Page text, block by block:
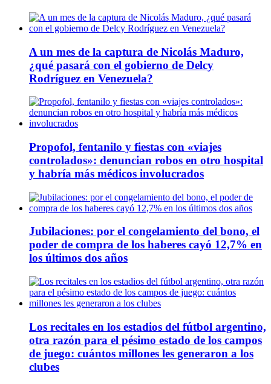
A un mes de la captura de Nicolás Maduro,
¿qué pasará con el gobierno de Delcy
Rodríguez en Venezuela?
Propofol, fentanilo y fiestas con «viajes
controlados»: denuncian robos en otro hospital
y habría más médicos involucrados
Jubilaciones: por el congelamiento del bono, el
poder de compra de los haberes cayó 12,7% en
los últimos dos años
Los recitales en los estadios del fútbol argentino,
otra razón para el pésimo estado de los campos
de juego: cuántos millones les generaron a los
clubes